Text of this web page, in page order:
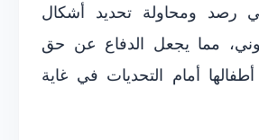
رصد ومحاولة تحديد أشكال
مما يجعل الدفاع عن حق
أمام التحديات في غاية